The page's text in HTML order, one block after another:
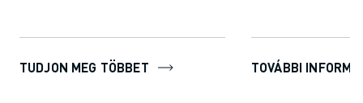
TUDJON MEG TÖBBET TOVÁBBI